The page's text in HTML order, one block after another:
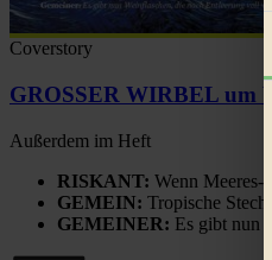
Coverstory
GROSSER WIRBEL um
Außerdem im Heft
RISKANT: Wenn Meeres-
GEMEIN: Tropische
GEMEINER: Es gibt nun